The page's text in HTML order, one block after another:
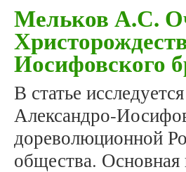
Мельков А.С.
Иосифовского
В статье
Александро-
дореволюционной
общества. Основная